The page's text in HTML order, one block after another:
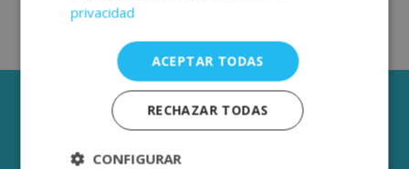
3 AÑOS DE GARANTÍA
De 2 a 3 días laborables.
privacidad
ACEPTAR TODAS
RECHAZAR TODAS
CONFIGURAR